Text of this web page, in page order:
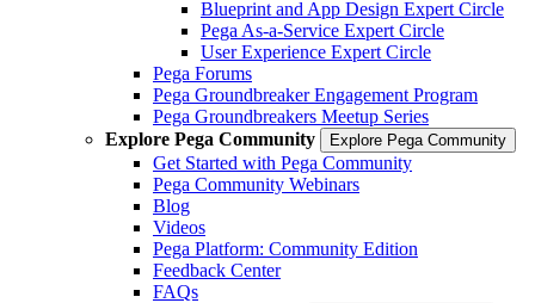
Blueprint and App Design Expert Circle
Pega As-a-Service Expert Circle
User Experience Expert Circle
Pega Forums
Pega Groundbreaker Engagement Program
Pega Groundbreakers Meetup Series
Explore Pega Community
Explore Pega Community
Get Started with Pega Community
Pega Community Webinars
Blog
Videos
Pega Platform: Community Edition
Feedback Center
FAQs